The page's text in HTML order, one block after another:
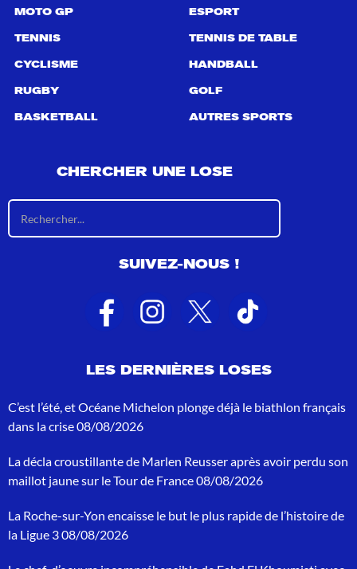
MOTO GP
TENNIS
CYCLISME
RUGBY
BASKETBALL
ESPORT
TENNIS DE TABLE
HANDBALL
GOLF
AUTRES SPORTS
CHERCHER UNE LOSE
s
l
t
s
r
c
c
h
o
SUIVEZ-NOUS !
LES DERNIÈRES LOSES
C’est l’été, et Océane Michelon plonge déjà le biathlon français
dans la crise08/08/2026
La décla croustillante de Marlen Reusser après avoir perdu son
maillot jaune sur le Tour de France08/08/2026
La Roche-sur-Yon encaisse le but le plus rapide de l’histoire de
la Ligue 308/08/2026